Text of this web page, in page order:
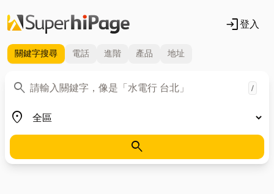
login登入
關鍵字搜尋 電話 進階 產品 地址
search
關鍵字 /
place
地區
search